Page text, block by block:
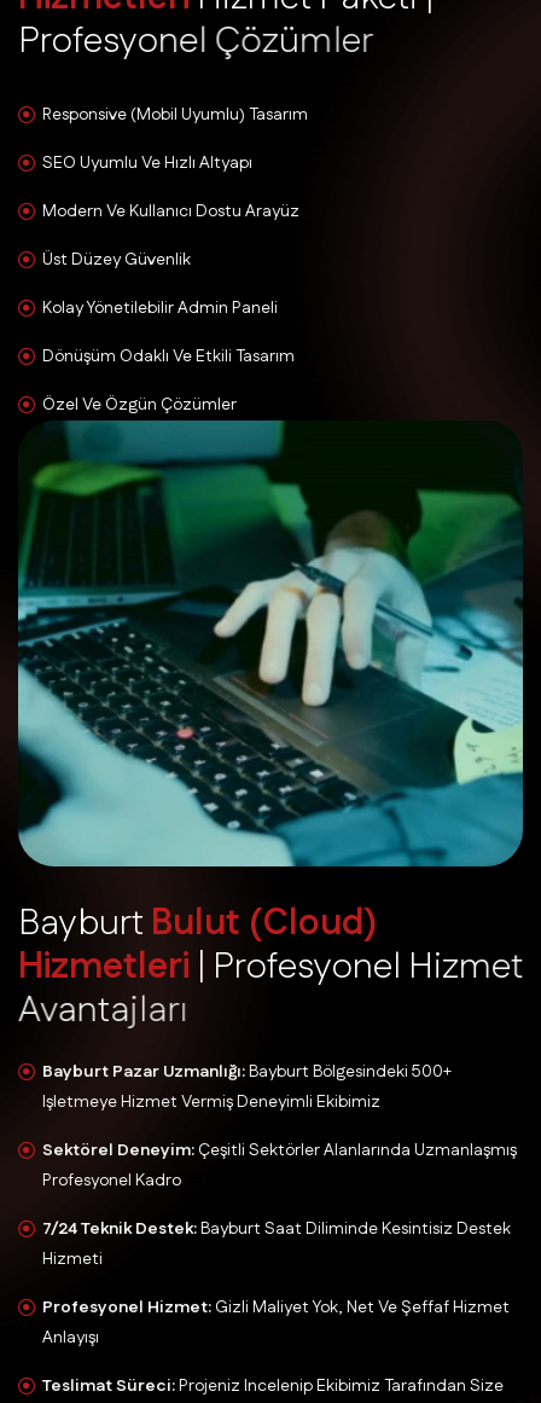
Profesyonel Çözümler
Responsive (Mobil Uyumlu) Tasarım
SEO Uyumlu Ve Hızlı Altyapı
Modern Ve Kullanıcı Dostu Arayüz
Üst Düzey Güvenlik
Kolay Yönetilebilir Admin Paneli
Dönüşüm Odaklı Ve Etkili Tasarım
Özel Ve Özgün Çözümler
Bayburt Bulut (Cloud)
Hizmetleri | Profesyonel Hizmet
Avantajları
Bayburt Pazar Uzmanlığı:Bayburt Bölgesindeki 500+
Işletmeye Hizmet Vermiş Deneyimli Ekibimiz
Sektörel Deneyim: Çeşitli Sektörler Alanlarında Uzmanlaşmış
Profesyonel Kadro
7/24 Teknik Destek:Bayburt Saat Diliminde Kesintisiz Destek
Hizmeti
Profesyonel Hizmet: Gizli Maliyet Yok, Net Ve Şeffaf Hizmet
Anlayışı
Teslimat Süreci:Projeniz Incelenip Ekibimiz Tarafından Size